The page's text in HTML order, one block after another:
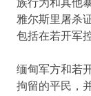
族行为和其他
雅尔斯里屠杀
包括在若开军
缅甸军方和若
拘留的平民，